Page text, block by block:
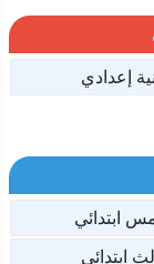
إعدادي
ابتدائي
ابتدائي